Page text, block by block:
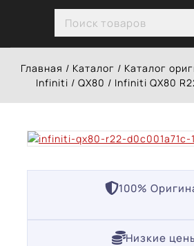
Главная / Каталог / Каталог
Infiniti / QX80 / Infiniti QX80
100%
Низкие